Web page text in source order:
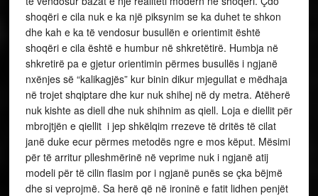
shoqëri e cila nuk e ka një piksynim se ka duhet te shkon
dhe kah e ka të vendosur busullën e orientimit është
shoqëri e cila është e humbur në shkretëtirë. Humbja në
shkretirë pa e gjetur orientimin përmes busullës i ngjanë
nxënjes së “kalikagjës” kur binin dikur mjegullat e mëdhaja
në trojet shqiptare dhe kur nuk shihej në dy metra. Atëherë
nuk kishte as diell dhe nuk shihnim as qiell. Loja e diellit për
mbrojtjën e qiellit i jep shkëlqim rrezeve të dritës të cilat
janë duke ecur përmes metodës ngre e mos këput. Mësimi
për të arritur plleshmërinë në veprime nuk i ngjanë atij
modeli për të cilin flasim por i ngjanë punës se çka bëjmë
dhe si veprojmë. Sa herë që në ironinë e fatit lidhen penjët